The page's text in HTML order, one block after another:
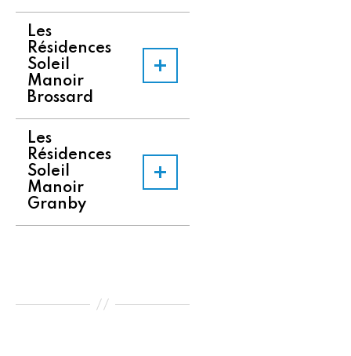
Les
Résidences
Soleil
Manoir
Brossard
Les
Résidences
Soleil
Manoir
Granby